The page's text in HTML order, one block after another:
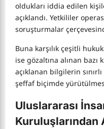
oldukları iddia edilen
açıklandı. Yetkililer
soruşturmalar
Buna karşılık çeşitli
ise gözaltına alınan bazı
açıklanan bilgilerin
şeffaf biçimde
Uluslararası
Kuruluşlarından